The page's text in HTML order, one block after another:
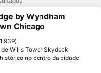
aos favoritos
by Wyndham
Chicago
de Willis Tower Skydeck
no centro da cidadeVer